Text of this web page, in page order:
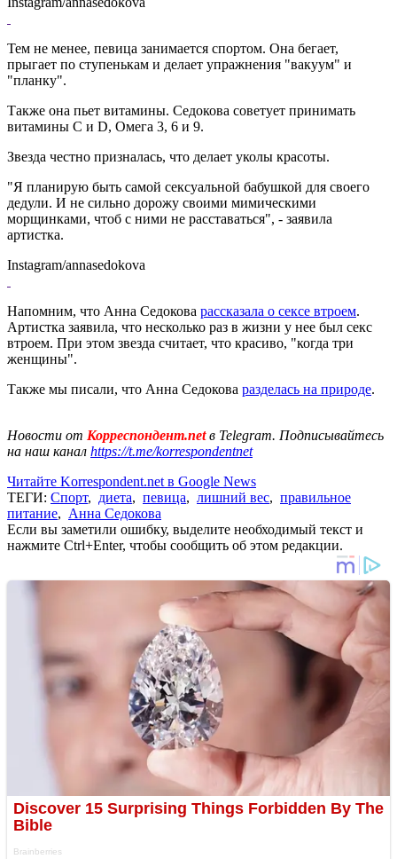
Тем не менее, певица занимается спортом. Она бегает,
прыгает по ступенькам и делает упражнения "вакуум" и
"планку".
Также она пьет витамины. Седокова советует принимать
витамины С и D, Омега 3, 6 и 9.
Звезда честно призналась, что делает уколы красоты.
"Я планирую быть самой сексуальной бабушкой для своего
дедули. И не сильно дорожу своими мимическими
морщинками, чтоб с ними не расставаться", - заявила
артистка.
Instagram/annasedokova
Напомним, что Анна Седокова рассказала о сексе втроем.
Артистка заявила, что несколько раз в жизни у нее был секс
втроем. При этом звезда считает, что красиво, "когда три
женщины".
Также мы писали, что Анна Седокова разделась на природе.
Новости от Корреспондент.netв Telegram. Подписывайтесь
на наш канал https://t.me/korrespondentnet
Читайте Korrespondent.net в Google News
ТЕГИ: Спорт, диета, певица, лишний вес, правильное
питание, Анна Седокова
Если вы заметили ошибку, выделите необходимый текст и
нажмите Ctrl+Enter, чтобы сообщить об этом редакции.